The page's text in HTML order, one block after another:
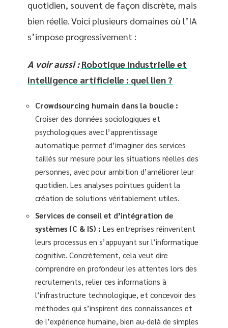
quotidien, souvent de façon discrète, mais
bien réelle. Voici plusieurs domaines où l’IA
s’impose progressivement :
A voir aussi : Robotique industrielle et
intelligence artificielle : quel lien ?
Crowdsourcing humain dans la boucle :
Croiser des données sociologiques et
psychologiques avec l’apprentissage
automatique permet d’imaginer des services
taillés sur mesure pour les situations réelles des
personnes, avec pour ambition d’améliorer leur
quotidien. Les analyses pointues guident la
création de solutions véritablement utiles.
Services de conseil et d’intégration de
systèmes (C & IS) : Les entreprises réinventent
leurs processus en s’appuyant sur l’informatique
cognitive. Concrètement, cela veut dire
comprendre en profondeur les attentes lors des
recrutements, relier ces informations à
l’infrastructure technologique, et concevoir des
méthodes qui s’inspirent des connaissances et
de l’expérience humaine, bien au-delà de simples